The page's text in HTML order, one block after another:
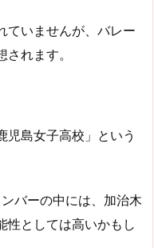
ていませんが、バレー
れます。
児島女子高校」という
バーの中には、加治木
性としては高いかもし